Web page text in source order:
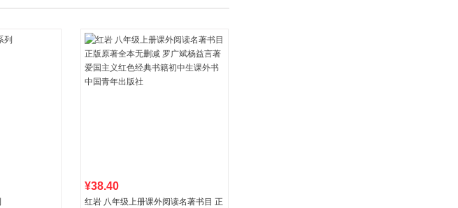
¥38.40
红岩 八年级上册课外阅读名著书目 正